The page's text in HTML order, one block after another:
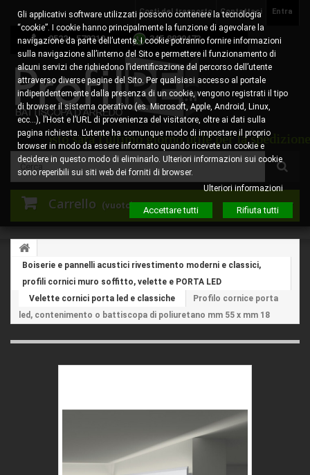
Entra
Contattaci
Costi del trasporto
0522 - 578310 345.8829473
Carrello (vuoto)
agosto sarà l'ultimo giorno utile per la spedizione
Boiserie e pannelli acustici rivestimento moderni e classici,
profili cornici muro soffitto, velette e PORTA LED
Velette cornici porta led e classiche
Profilo cornice porta
led, contenimento o battiscopa di poliuretano mm 55 x mm 18
Gli applicativi software utilizzati possono contenere la tecnologia
“cookie”. I cookie hanno principalmente la funzione di agevolare la
navigazione da parte dell’utente. I cookie potranno fornire informazioni
sulla navigazione all’interno del Sito e permettere il funzionamento di
alcuni servizi che richiedono l’identificazione del percorso dell’utente
attraverso diverse pagine del Sito. Per qualsiasi accesso al portale
indipendentemente dalla presenza di un cookie, vengono registrati il tipo
di browser il sistema operativo (es. Microsoft, Apple, Android, Linux,
ecc…), l’Host e l’URL di provenienza del visitatore, oltre ai dati sulla
pagina richiesta. L’utente ha comunque modo di impostare il proprio
browser in modo da essere informato quando ricevete un cookie e
decidere in questo modo di eliminarlo. Ulteriori informazioni sui cookie
sono reperibili sui siti web dei forniti di browser.
Ulteriori informazioni
Accettare tutti Rifiuta tutti